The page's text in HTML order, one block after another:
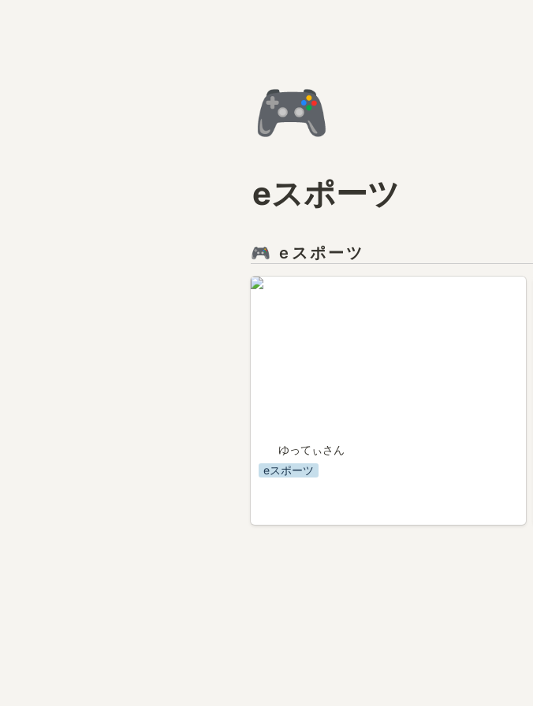
🎮
eスポーツ
🎮 eスポーツ
ゆってぃさん
ゆってぃさん
eスポーツ